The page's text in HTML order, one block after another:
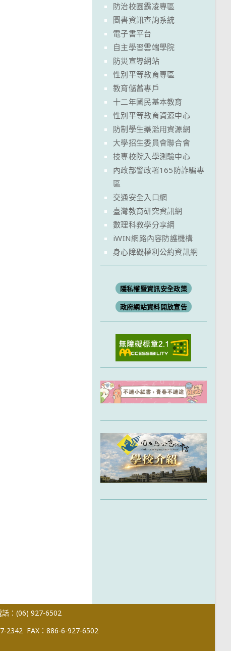
防治校園霸凌專區
圖書資訊查詢系統
電子書平台
自主學習雲端學院
防災宣導網站
性別平等教育專區
教育儲蓄專戶
十二年國民基本教育
性別平等教育資源中心
防制學生藥濫用資源網
大學招生委員會聯合會
技專校院入學測驗中心
內政部警政署165防詐騙專
區
交通安全入口網
臺灣教育研究資訊網
數理科教學分享網
iWIN網路內容防護機構
身心障礙權利公約資訊網
隱私權暨資訊安全政策
政府網站資料開放宣告
話：(06) 927-6502
2342 FAX：886-6-927-6502